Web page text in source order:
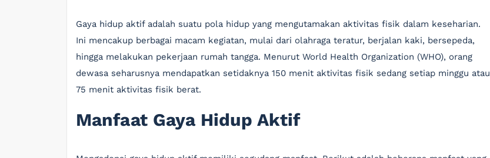
Gaya hidup aktif adalah suatu pola hidup yang mengutamakan aktivitas fisik dalam keseharian.
Ini mencakup berbagai macam kegiatan, mulai dari olahraga teratur, berjalan kaki, bersepeda,
hingga melakukan pekerjaan rumah tangga. Menurut World Health Organization (WHO), orang
dewasa seharusnya mendapatkan setidaknya 150 menit aktivitas fisik sedang setiap minggu atau
75 menit aktivitas fisik berat.
Manfaat Gaya Hidup Aktif